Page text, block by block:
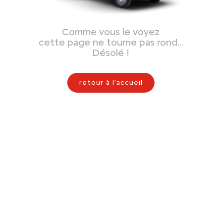
Comme vous le voyez
cette page ne tourne pas rond…
Désolé !
retour à l'accueil